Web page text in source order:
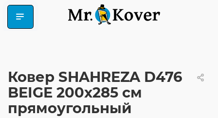
Ковер SHAHREZA D476
BEIGE 200x285 см
прямоугольный